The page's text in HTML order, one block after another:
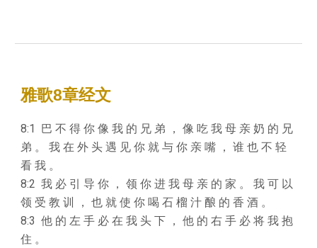
雅歌8章经文
8:1 巴 不 得 你 像 我 的 兄 弟 ， 像 吃 我 母 亲 奶 的 兄
弟 。 我 在 外 头 遇 见 你 就 与 你 亲 嘴 ， 谁 也 不 轻
看 我 。
8:2 我 必 引 导 你 ， 领 你 进 我 母 亲 的 家 。 我 可 以
领 受 教 训 ， 也 就 使 你 喝 石 榴 汁 酿 的 香 酒 。
8:3 他 的 左 手 必 在 我 头 下 ， 他 的 右 手 必 将 我 抱
住 。